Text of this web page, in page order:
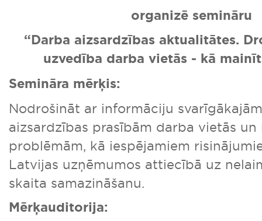
organizē semināru
“Darba aizsardzības aktualitātes.
uzvedība darba vietās - kā
Semināra mērķis:
Nodrošināt ar informāciju
aizsardzības prasībām darba vietās
problēmām, kā iespējamiem
Latvijas uzņēmumos attiecībā uz
skaita samazināšanu.
Mērķauditorija: